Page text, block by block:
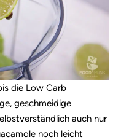
die Low Carb
geschmeidige
auch nur
noch leicht